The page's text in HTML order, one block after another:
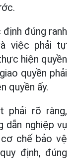
đúng ranh
việc phải tự
hiện quyền
quyền phải
quyền ấy.
phải rõ ràng,
dẫn nghiệp vụ
chế bảo vệ
định, đúng